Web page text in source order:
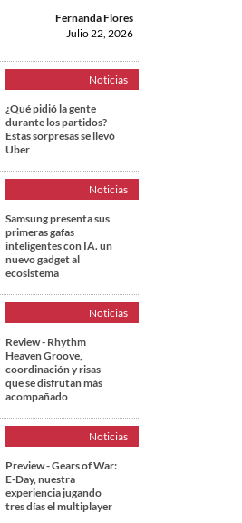
Fernanda Flores
Julio 22, 2026
Noticias
¿Qué pidió la gente
durante los partidos?
Estas sorpresas se llevó
Uber
Noticias
Samsung presenta sus
primeras gafas
inteligentes con IA. un
nuevo gadget al
ecosistema
Noticias
Review - Rhythm
Heaven Groove,
coordinación y risas
que se disfrutan más
acompañado
Noticias
Preview - Gears of War:
E-Day, nuestra
experiencia jugando
tres días el multiplayer